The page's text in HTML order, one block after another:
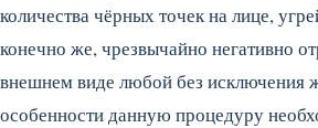
количества чёрных точек на лице,
конечно же, чрезвычайно негативно
внешнем виде любой без
особенности данную процедуру